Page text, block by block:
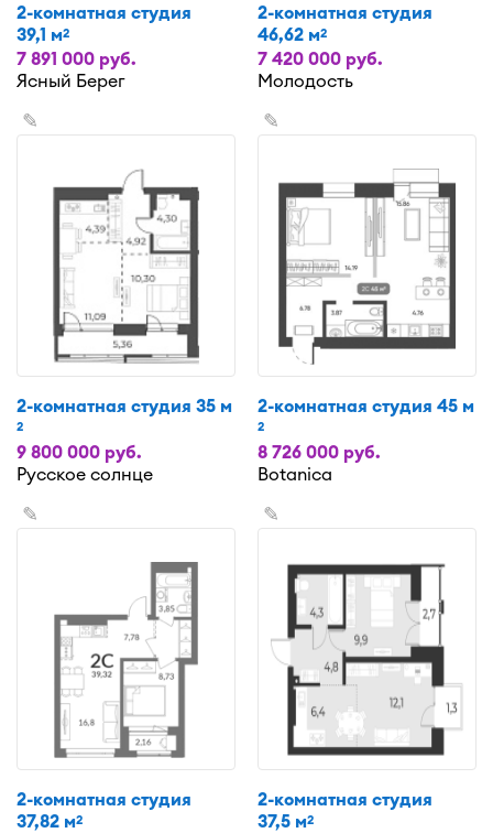
2-комнатная студия
39,1 м2
7 891 000 руб.
Ясный Берег
2-комнатная студия
46,62 м2
7 420 000 руб.
Молодость
✎
2-комнатная студия 35 м
2
9 800 000 руб.
Русское солнце
✎
2-комнатная студия 45 м
2
8 726 000 руб.
Botanica
✎
2-комнатная студия
37,82 м2
✎
2-комнатная студия
37,5 м2